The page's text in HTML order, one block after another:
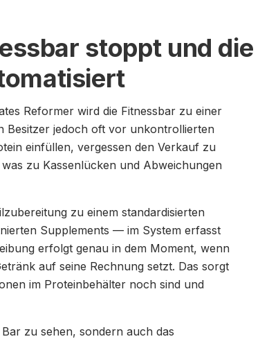
stoppt und die
Reformer wird die Fitnessbar zu einer
Besitzer jedoch oft vor unkontrollierten
einfüllen, vergessen den Verkauf zu
zu Kassenlücken und Abweichungen
zu einem standardisierten
Supplements — im System erfasst
erfolgt genau in dem Moment, wenn
auf seine Rechnung setzt. Das sorgt
im Proteinbehälter noch sind und
zu sehen, sondern auch das